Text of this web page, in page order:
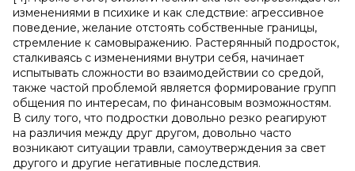
изменениями в психике и как следствие: агрессивное
поведение, желание отстоять собственные границы,
стремление к самовыражению. Растерянный подросток,
сталкиваясь с изменениями внутри себя, начинает
испытывать сложности во взаимодействии со средой,
также частой проблемой является формирование групп
общения по интересам, по финансовым возможностям.
В силу того, что подростки довольно резко реагируют
на различия между друг другом, довольно часто
возникают ситуации травли, самоутверждения за свет
другого и другие негативные последствия.